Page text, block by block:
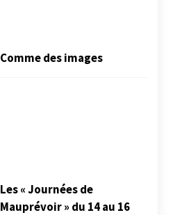
Comme des images
Les « Journées de
Mauprévoir » du 14 au 16